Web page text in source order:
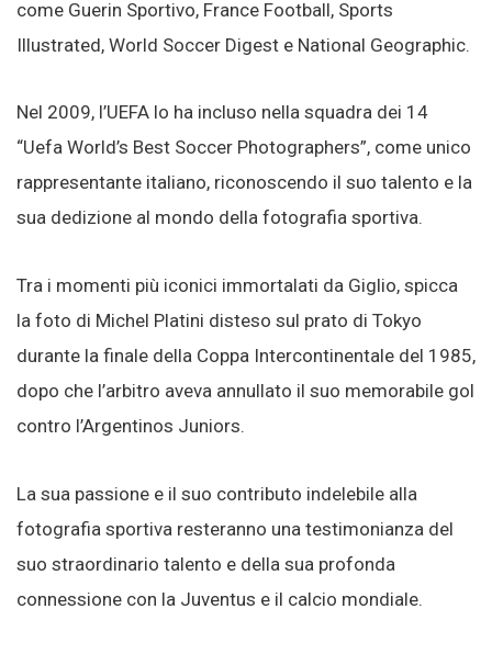
come Guerin Sportivo, France Football, Sports
Illustrated, World Soccer Digest e National Geographic.
Nel 2009, l’UEFA lo ha incluso nella squadra dei 14
“Uefa World’s Best Soccer Photographers”, come unico
rappresentante italiano, riconoscendo il suo talento e la
sua dedizione al mondo della fotografia sportiva.
Tra i momenti più iconici immortalati da Giglio, spicca
la foto di Michel Platini disteso sul prato di Tokyo
durante la finale della Coppa Intercontinentale del 1985,
dopo che l’arbitro aveva annullato il suo memorabile gol
contro l’Argentinos Juniors.
La sua passione e il suo contributo indelebile alla
fotografia sportiva resteranno una testimonianza del
suo straordinario talento e della sua profonda
connessione con la Juventus e il calcio mondiale.